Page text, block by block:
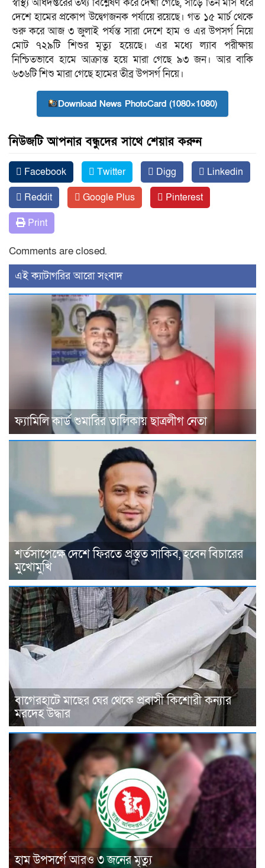
দেশে হামের প্রকোপ উদ্বেগজনক পর্যায়ে রয়েছে। গত ১৫ মার্চ থেকে
শুরু করে আজ ৩ জুলাই পর্যন্ত সারা দেশে হাম ও এর উপসর্গ নিয়ে
মোট ৭২৯টি শিশুর মৃত্যু হয়েছে। এর মধ্যে ল্যাব পরীক্ষায়
নিশ্চিতভাবে হামে আক্রান্ত হয়ে মারা গেছে ৯৩ জন। আর বাকি
৬৩৬টি শিশু মারা গেছে হামের তীব্র উপসর্গ নিয়ে।
Download News PhotoCard (1080×1080)
নিউজটি আপনার বন্ধুদের সাথে শেয়ার করুন
Facebook Twitter Digg
Linkedin
Reddit
Google Plus
Pinterest
Print
Comments are closed.
‍এই ক্যাটাগরির ‍আরো সংবাদ
ফ্যামিলি কার্ড শুমারির তালিকায় ছাত্রলীগ নেতা
শর্তসাপেক্ষে দেশে ফিরতে প্রস্তুত সাকিব, হবেন বিচারের
মুখোমুখি
বাগেরহাটে মাছের ঘের থেকে প্রবাসী কিশোরী কন্যার
মরদেহ উদ্ধার
হাম উপসর্গে আরও ৩ জনের মৃত্যু